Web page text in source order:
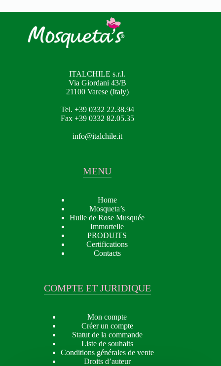
ITALCHILE s.r.l.
Via Giordani 43/B
21100 Varese (Italy)
Tel. +39 0332 22.38.94
Fax +39 0332 82.05.35
info@italchile.it
MENU
Home
Mosqueta’s
Huile de Rose Musquée
Immortelle
PRODUITS
Certifications
Contacts
COMPTE ET JURIDIQUE
Mon compte
Créer un compte
Statut de la commande
Liste de souhaits
Conditions générales de vente
Droits d’auteur